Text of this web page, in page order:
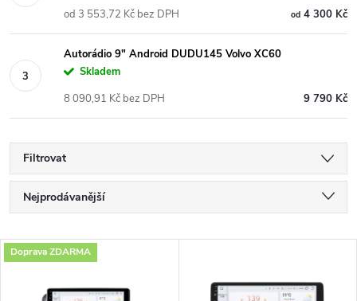
od4 300 Kč
od 3 553,72 Kč bez DPH
Autorádio 9" Android DUDU145 Volvo XC60
Skladem
9 790 Kč
8 090,91 Kč bez DPH
Filtrovat
Ř
a
Nejprodávanější
Nejdražší
Abecedně
V
Doprava ZDARMA